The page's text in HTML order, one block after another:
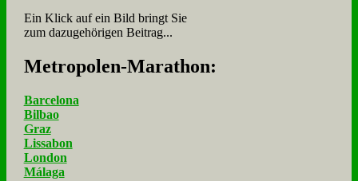
Ein Klick auf ein Bild bringt Sie
zum dazugehörigen Beitrag...
Me­tro­po­len-Ma­ra­thon:
Barcelona
Bilbao
Graz
Lissabon
London
Málaga